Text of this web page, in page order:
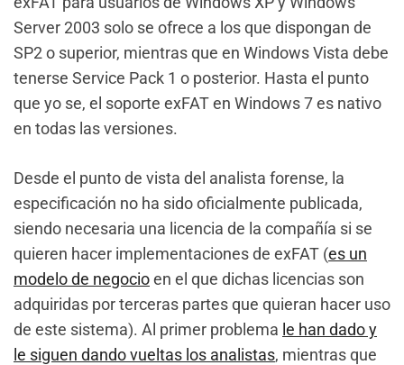
Server 2003 solo se ofrece a los que dispongan de
SP2 o superior, mientras que en Windows Vista debe
tenerse Service Pack 1 o posterior. Hasta el punto
que yo se, el soporte exFAT en Windows 7 es nativo
en todas las versiones.
Desde el punto de vista del analista forense, la
especificación no ha sido oficialmente publicada,
siendo necesaria una licencia de la compañí­a si se
quieren hacer implementaciones de exFAT (es un
modelo de negocioen el que dichas licencias son
adquiridas por terceras partes que quieran hacer uso
de este sistema). Al primer problema le han dado y
le siguen dando vueltas los analistas, mientras que